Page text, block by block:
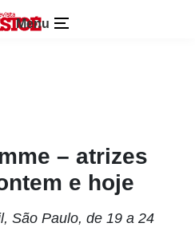
Menu
– atrizes
e hoje
São Paulo, de 19 a 24